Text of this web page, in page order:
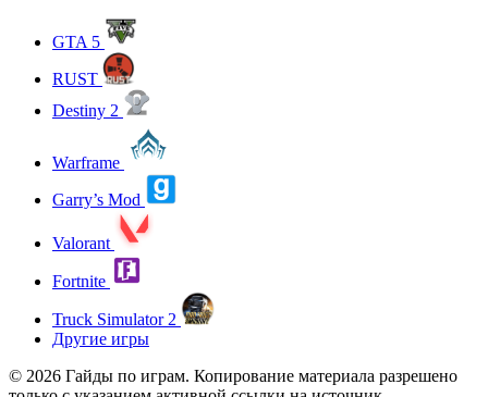
GTA 5
RUST
Destiny 2
Warframe
Garry’s Mod
Valorant
Fortnite
Truck Simulator 2
Другие игры
© 2026 Гайды по играм. Копирование материала разрешено